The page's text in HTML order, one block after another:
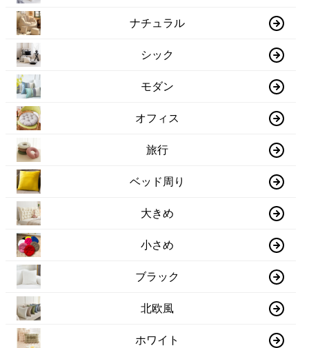
ナチュラル
シック
モダン
オフィス
旅行
ベッド周り
大きめ
小さめ
ブラック
北欧風
ホワイト